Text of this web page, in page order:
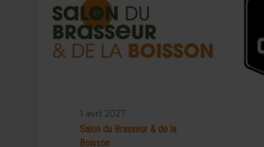
1 avril 2027
Salon du Brasseur & de la
Boisson